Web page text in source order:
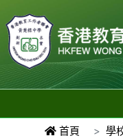
首頁 學